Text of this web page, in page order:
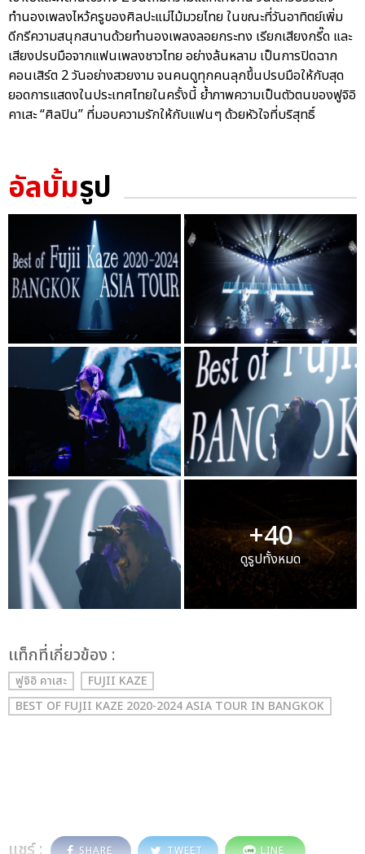
ทำนองเพลงไหว้ครูของศิลปะแม่ไม้มวยไทย ในขณะที่วันอาทิตย์เพิ่ม
ดีกรีความสนุกสนานด้วยทำนองเพลงลอยกระทง เรียกเสียงกรี๊ด และ
เสียงปรบมือจากแฟนเพลงชาวไทย อย่างล้นหลาม เป็นการปิดฉาก
คอนเสิร์ต 2 วันอย่างสวยงาม จนคนดูทุกคนลุกขึ้นปรบมือให้กับสุด
ยอดการแสดงในประเทศไทยในครั้งนี้ ย้ำภาพความเป็นตัวตนของฟูจิอิ
คาเสะ “ศิลปิน” ที่มอบความรักให้กับแฟนๆ ด้วยหัวใจที่บริสุทธิ์
อัลบั้มรูป
+40
ดูรูปทั้งหมด
เเท็กที่เกี่ยวข้อง :
ฟูจิอิ คาเสะ
FUJII KAZE
BEST OF FUJII KAZE 2020-2024 ASIA TOUR IN BANGKOK
SHARE TWEET LINE